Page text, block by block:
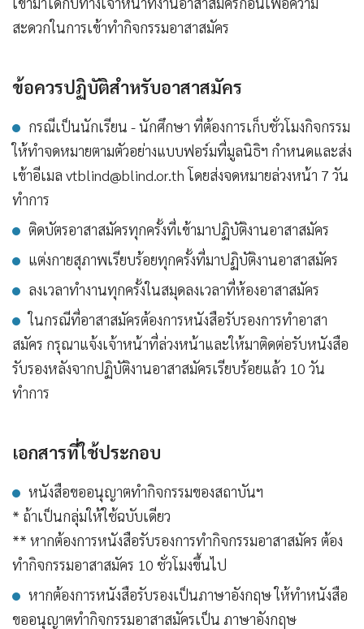
สะดวกในการเข้าทำกิจกรรมอาสาสมัคร
ข้อควรปฏิบัติสำหรับอาสาสมัคร
กรณีเป็นนักเรียน - นักศึกษา ที่ต้องการเก็บชั่วโมงกิจกรรม
ให้ทำจดหมายตามตัวอย่างแบบฟอร์มที่มูลนิธิฯ กำหนดและส่ง
เข้าอีเมล vtblind@blind.or.thโดยส่งจดหมายล่วงหน้า 7 วัน
ทำการ
ติดบัตรอาสาสมัครทุกครั้งที่เข้ามาปฏิบัติงานอาสาสมัคร
แต่งกายสุภาพเรียบร้อยทุกครั้งที่มาปฏิบัติงานอาสาสมัคร
ลงเวลาทำงานทุกครั้งในสมุดลงเวลาที่ห้องอาสาสมัคร
ในกรณีที่อาสาสมัครต้องการหนังสือรับรองการทำอาสา
สมัคร กรุณาแจ้งเจ้าหน้าที่ล่วงหน้าและให้มาติดต่อรับหนังสือ
รับรองหลังจากปฏิบัติงานอาสาสมัครเรียบร้อยแล้ว 10 วัน
ทำการ
เอกสารที่ใช้ประกอบ
หนังสือขออนุญาตทำกิจกรรมของสถาบันฯ
* ถ้าเป็นกลุ่มให้ใช้ฉบับเดียว
** หากต้องการหนังสือรับรองการทำกิจกรรมอาสาสมัคร ต้อง
ทำกิจกรรมอาสาสมัคร 10 ชั่วโมงขึ้นไป
หากต้องการหนังสือรับรองเป็นภาษาอังกฤษ ให้ทำหนังสือ
ขออนุญาตทำกิจกรรมอาสาสมัครเป็น ภาษาอังกฤษ